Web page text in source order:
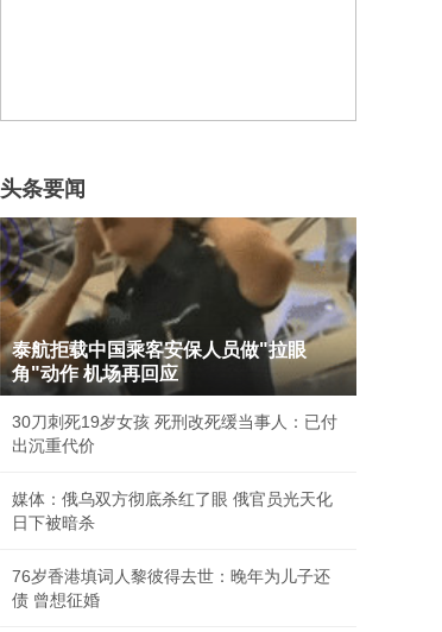
头条要闻
泰航拒载中国乘客安保人员做"拉眼
角"动作 机场再回应
30刀刺死19岁女孩 死刑改死缓当事人：已付
出沉重代价
媒体：俄乌双方彻底杀红了眼 俄官员光天化
日下被暗杀
76岁香港填词人黎彼得去世：晚年为儿子还
债 曾想征婚